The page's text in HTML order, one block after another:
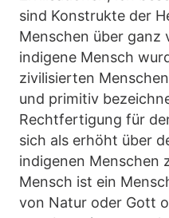
sind Konstrukte der
Menschen über ganz
indigene Mensch
zivilisierten
und primitiv
Rechtfertigung für
sich als erhöht über
indigenen Menschen
Mensch ist ein
von Natur oder Gott